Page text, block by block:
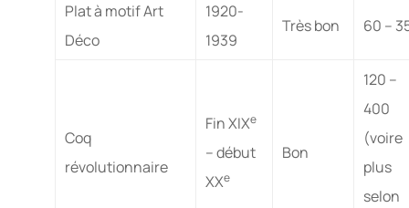
Plat à motif Art
Déco
1920-
1939
Très bon 60 –
Coq
révolutionnaire
Fin XIXe
– début
XXe
Bon
120 –
400
(voire
plus
selon